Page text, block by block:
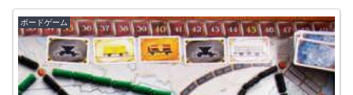
ボードゲーム